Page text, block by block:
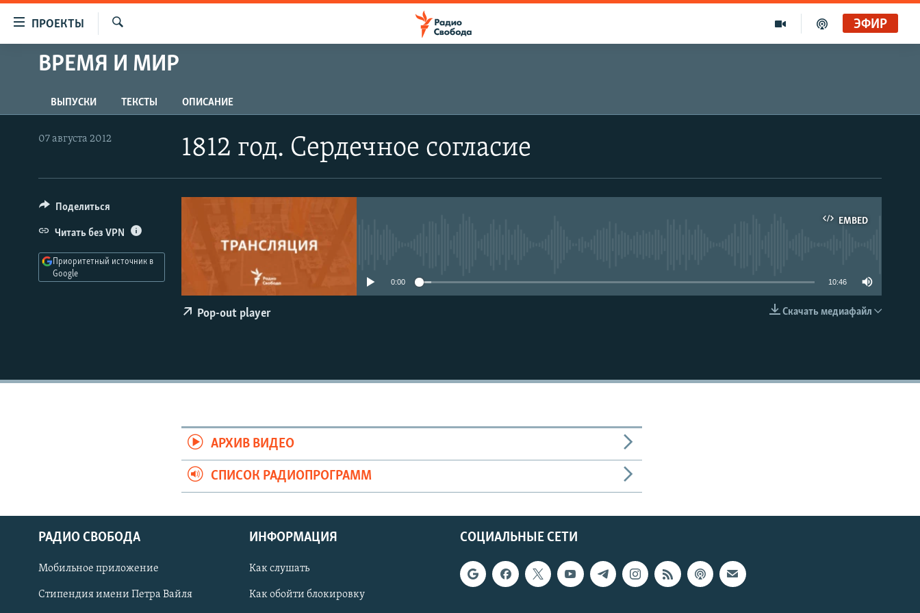
упрощенного
Вернуться
к
основному
главной
Вернутся
ПРОЕКТЫ
ПРОГРАММЫ
АВТОРСКИЕ ПРОЕКТЫ
ЦИТАТЫ СВОБОДЫ
IDEL.РЕАЛИИ
КАВКАЗ.РЕАЛИИ
СЕВЕР.РЕАЛИИ
СИБИРЬ.РЕАЛИИ
ЭФИР
ВРЕМЯ И МИР
ВЫПУСКИ ТЕКСТЫ ОПИСАНИЕ
1812 год. Сердечное согласие
07 августа 2012
EMBED
EMBED
0:00 10:46
Скачать медиафайл
Pop-out player
Поделиться
Читать без VPN
Приоритетный источник в
Google
АРХИВ ВИДЕО
СПИСОК РАДИОПРОГРАММ
СОЦИАЛЬНЫЕ СЕТИ
РАДИО СВОБОДА
Мобильное приложение
Стипендия имени Петра Вайля
ИНФОРМАЦИЯ
Как слушать
Как обойти блокировку